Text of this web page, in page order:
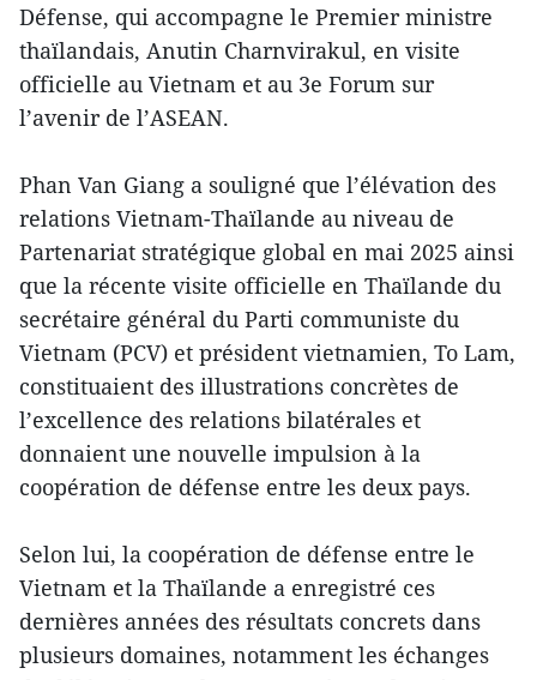
Défense, qui accompagne le Premier ministre
thaïlandais, Anutin Charnvirakul, en visite
officielle au Vietnam et au 3e Forum sur
l’avenir de l’ASEAN.
Phan Van Giang a souligné que l’élévation des
relations Vietnam-Thaïlande au niveau de
Partenariat stratégique global en mai 2025 ainsi
que la récente visite officielle en Thaïlande du
secrétaire général du Parti communiste du
Vietnam (PCV) et président vietnamien, To Lam,
constituaient des illustrations concrètes de
l’excellence des relations bilatérales et
donnaient une nouvelle impulsion à la
coopération de défense entre les deux pays.
Selon lui, la coopération de défense entre le
Vietnam et la Thaïlande a enregistré ces
dernières années des résultats concrets dans
plusieurs domaines, notamment les échanges